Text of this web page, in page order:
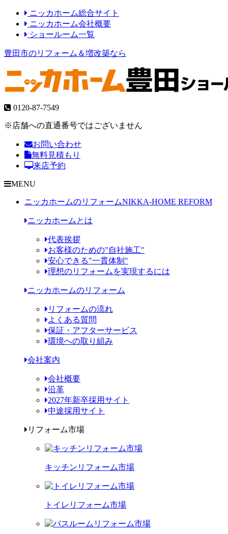
ニッカホーム総合サイト
ニッカホーム会社概要
ショールーム一覧
豊田市のリフォーム＆増改築なら
0120-87-7549
※店舗への直通番号ではございません
お問い合わせ
無料見積もり
来店予約
MENU
ニッカホームのリフォームNIKKA-HOME REFORM
ニッカホームとは
代表挨拶
お客様のための"自社施工"
安心できる"一貫体制"
理想のリフォームを実現するには
ニッカホームのリフォーム
リフォームの流れ
よくある質問
保証・アフターサービス
環境への取り組み
会社案内
会社概要
沿革
2027年新卒採用サイト
中途採用サイト
リフォーム市場
キッチンリフォーム市場
トイレリフォーム市場